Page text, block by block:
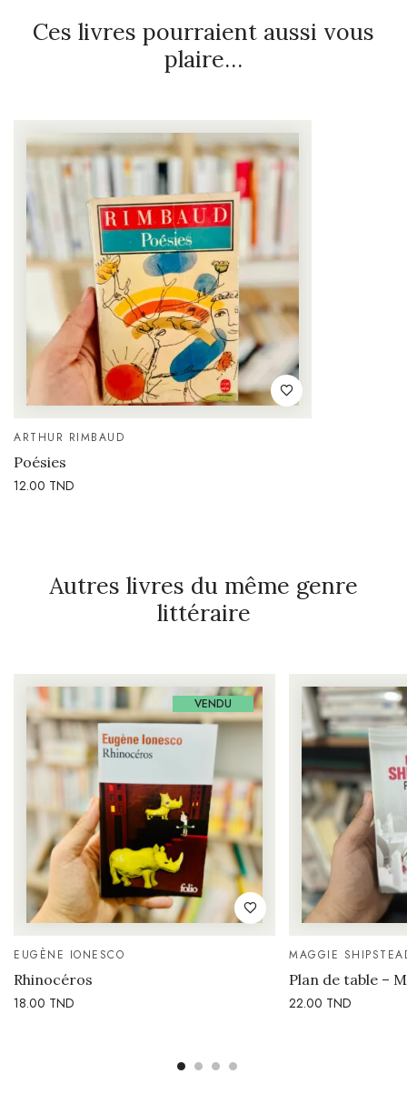
Ces livres pourraient aussi vous
plaire…
ARTHUR RIMBAUD
Poésies
12.00 TND
Autres livres du même genre
littéraire
VENDU
EUGÈNE IONESCO
Rhinocéros
18.00 TND
MAGGIE
Plan de table –
22.00 TND